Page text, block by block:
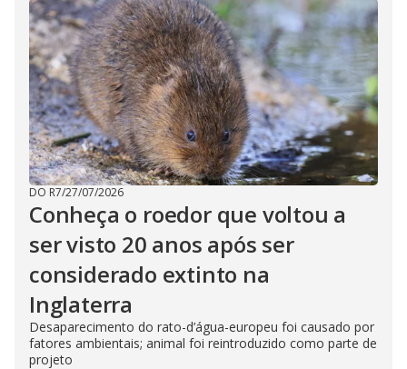
DO R7/27/07/2026
Conheça o roedor que voltou a
ser visto 20 anos após ser
considerado extinto na
Inglaterra
Desaparecimento do rato-d’água-europeu foi causado por
fatores ambientais; animal foi reintroduzido como parte de
projeto